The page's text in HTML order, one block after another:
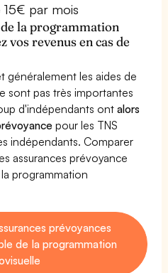
par mois
la programmation
vos revenus en cas de
généralement les aides de
sont pas très importantes
d'indépendants ontalors
pour les TNS
indépendants. Comparer
assurances prévoyance
programmation
prévoyances
de la programmation